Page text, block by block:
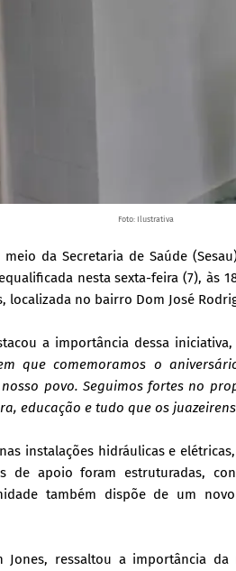
Foto: Ilustrativa
da Secretaria de Saúde
nesta sexta-feira (7), às
localizada no bairro Dom José
a importância dessa
que comemoramos o
povo. Seguimos fortes no
educação e tudo que os
instalações hidráulicas e
de apoio foram estruturadas,
também dispõe de um
Jones, ressaltou a importância da